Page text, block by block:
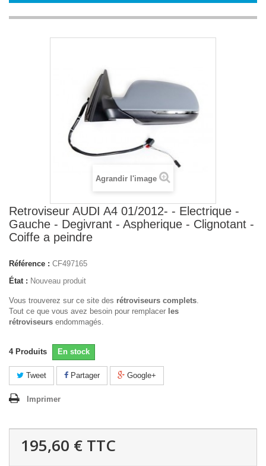
Agrandir l'image
Retroviseur AUDI A4 01/2012- - Electrique -
Gauche - Degivrant - Aspherique - Clignotant -
Coiffe a peindre
Référence : CF497165
État : Nouveau produit
Vous trouverez sur ce site des rétroviseurs complets.
Tout ce que vous avez besoin pour remplacer les
rétroviseurs endommagés.
4 Produits En stock
Tweet Partager Google+
Imprimer
195,60 € TTC